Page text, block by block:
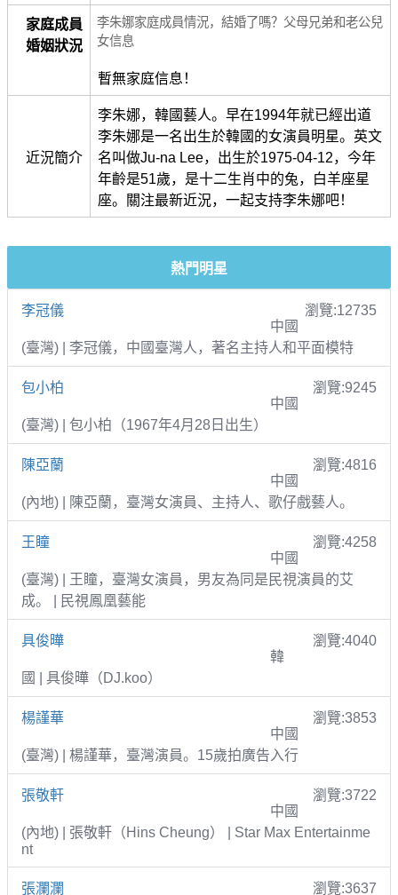
家庭成員
婚姻狀況
李朱娜家庭成員情況，結婚了嗎？父母兄弟和老公兒
女信息
暫無家庭信息！
近況簡介
李朱娜，韓國藝人。早在1994年就已經出道
李朱娜是一名出生於韓國的女演員明星。英文
名叫做Ju-na Lee，出生於1975-04-12，今年
年齡是51歲，是十二生肖中的兔，白羊座星
座。關注最新近況，一起支持李朱娜吧！
熱門明星
李冠儀
瀏覽:12735
中國
(臺灣) | 李冠儀，中國臺灣人，著名主持人和平面模特
包小柏
瀏覽:9245
中國
(臺灣) | 包小柏（1967年4月28日出生）
陳亞蘭
瀏覽:4816
中國
(內地) | 陳亞蘭，臺灣女演員、主持人、歌仔戲藝人。
王瞳
瀏覽:4258
中國
(臺灣) | 王瞳，臺灣女演員，男友為同是民視演員的艾
成。 | 民視鳳凰藝能
具俊曄
瀏覽:4040
韓
國 | 具俊曄（DJ.koo）
楊謹華
瀏覽:3853
中國
(臺灣) | 楊謹華，臺灣演員。15歲拍廣告入行
張敬軒
瀏覽:3722
中國
(內地) | 張敬軒（Hins Cheung） | Star Max Entertainme
nt
張瀾瀾 瀏覽:3637